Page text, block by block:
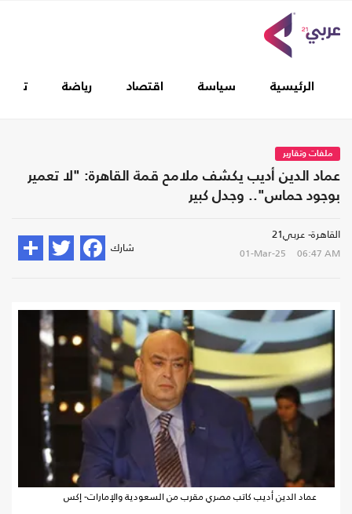
الرئيسية سياسة اقتصاد رياضة
ملفات وتقارير
عماد الدين أديب يكشف ملامح قمة القاهرة: "لا تعمير
بوجود حماس".. وجدل كبير
القاهرة- عربي21
01-Mar-25 06:47 AM شارك
عماد الدين أديب كاتب مصري مقرب من السعودية والإمارات- إكس